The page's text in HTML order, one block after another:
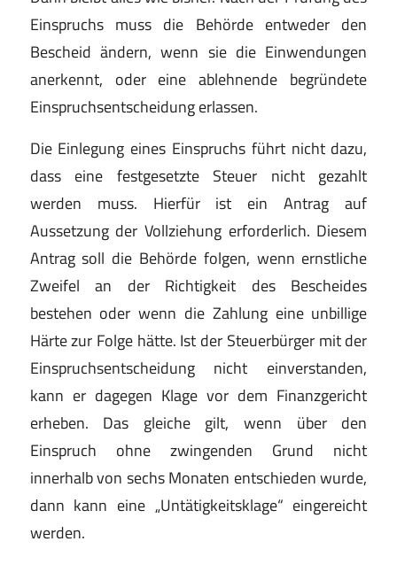
Einspruchs muss die Behörde entweder den
Bescheid ändern, wenn sie die Einwendungen
anerkennt, oder eine ablehnende begründete
Einspruchsentscheidung erlassen.
Die Einlegung eines Einspruchs führt nicht dazu,
dass eine festgesetzte Steuer nicht gezahlt
werden muss. Hierfür ist ein Antrag auf
Aussetzung der Vollziehung erforderlich. Diesem
Antrag soll die Behörde folgen, wenn ernstliche
Zweifel an der Richtigkeit des Bescheides
bestehen oder wenn die Zahlung eine unbillige
Härte zur Folge hätte. Ist der Steuerbürger mit der
Einspruchsentscheidung nicht einverstanden,
kann er dagegen Klage vor dem Finanzgericht
erheben. Das gleiche gilt, wenn über den
Einspruch ohne zwingenden Grund nicht
innerhalb von sechs Monaten entschieden wurde,
dann kann eine „Untätigkeitsklage“ eingereicht
werden.